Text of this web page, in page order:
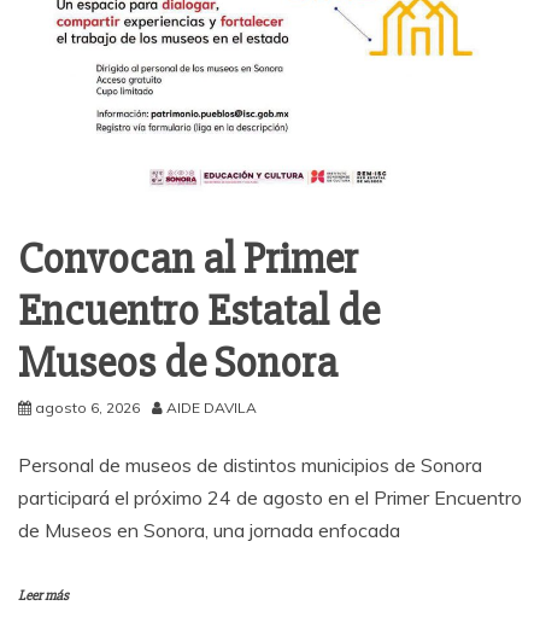
Convocan al Primer
Encuentro Estatal de
Museos de Sonora
agosto 6, 2026 AIDE DAVILA
Personal de museos de distintos municipios de Sonora
participará el próximo 24 de agosto en el Primer Encuentro
de Museos en Sonora, una jornada enfocada
Leer más